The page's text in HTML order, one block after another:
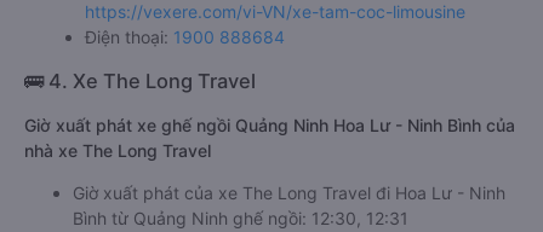
https://vexere.com/vi-VN/xe-tam-coc-limousine
Điện thoại: 1900 888684
🚌 4. Xe The Long Travel
Giờ xuất phát xe ghế ngồi Quảng Ninh Hoa Lư - Ninh Bình của
nhà xe The Long Travel
Giờ xuất phát của xe The Long Travel đi Hoa Lư - Ninh
Bình từ Quảng Ninh ghế ngồi: 12:30, 12:31